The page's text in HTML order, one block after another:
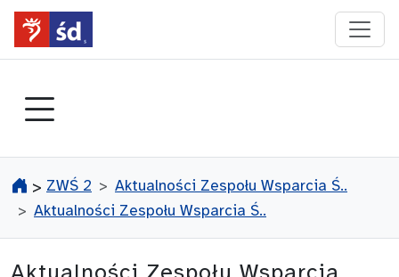
przejdź do głównego menu
> ZWŚ 2
Aktualności Zespołu Wsparcia Ś..
Aktualności Zespołu Wsparcia Ś..